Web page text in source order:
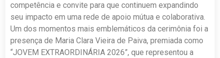
competência e convite para que continuem expandindo
seu impacto em uma rede de apoio mútua e colaborativa.
Um dos momentos mais emblemáticos da cerimônia foi a
presença de Maria Clara Vieira de Paiva, premiada como
“JOVEM EXTRAORDINÁRIA 2026”, que representou a